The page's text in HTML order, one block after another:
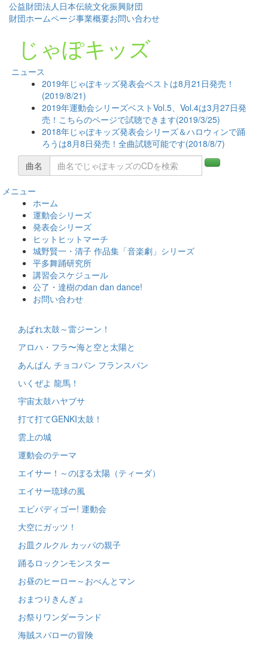
公益財団法人日本伝統文化振興財団
財団ホームページ事業概要お問い合わせ
じゃぽキッズ
ニュース
2019年じゃぽキッズ発表会ベストは8月21日発売！
(2019/8/21)
2019年運動会シリーズベストVol.5、Vol.4は3月27日発
売！こちらのページで試聴できます(2019/3/25)
2018年じゃぽキッズ発表会シリーズ＆ハロウィンで踊
ろうは8月8日発売！全曲試聴可能です(2018/8/7)
曲名
メニュー
ホーム
運動会シリーズ
発表会シリーズ
ヒットヒットマーチ
城野賢一・清子 作品集「音楽劇」シリーズ
平多舞踊研究所
講習会スケジュール
公了・達樹のdan dan dance!
お問い合わせ
あばれ太鼓～雷ジーン！
アロハ・フラ〜海と空と太陽と
あんぱん チョコパン フランスパン
いくぜよ 龍馬！
宇宙太鼓ハヤブサ
打て打てGENKI太鼓！
雲上の城
運動会のテーマ
エイサー！～のぼる太陽（ティーダ）
エイサー琉球の風
エビバディゴー! 運動会
大空にガッツ！
お皿クルクル カッパの親子
踊るロックンモンスター
お昼のヒーロー～おべんとマン
おまつりきんぎょ
お祭りワンダーランド
海賊スパローの冒険